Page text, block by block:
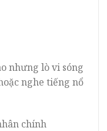
nhưng lò vi sóng
nghe tiếng nổ
chính